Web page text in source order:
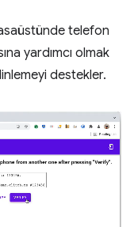
telefon
yardımcı olmak
destekler.